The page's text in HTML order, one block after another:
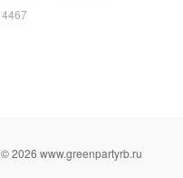
4467
© 2026 www.greenpartyrb.ru